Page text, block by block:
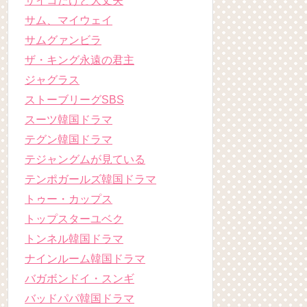
サム、マイウェイ
サムグァンビラ
ザ・キング永遠の君主
ジャグラス
ストーブリーグSBS
スーツ韓国ドラマ
テグン韓国ドラマ
テジャングムが見ている
テンポガールズ韓国ドラマ
トゥー・カップス
トップスターユベク
トンネル韓国ドラマ
ナインルーム韓国ドラマ
バガボンドイ・スンギ
バッドパパ韓国ドラマ